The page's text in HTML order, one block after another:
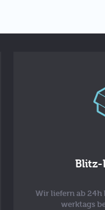
Blitz-
Wir liefern ab 24h
werktags